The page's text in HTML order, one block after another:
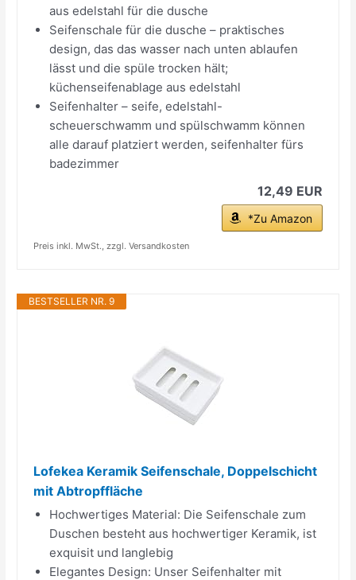
aus edelstahl für die dusche
Seifenschale für die dusche – praktisches
design, das das wasser nach unten ablaufen
lässt und die spüle trocken hält;
küchenseifenablage aus edelstahl
Seifenhalter – seife, edelstahl-
scheuerschwamm und spülschwamm können
alle darauf platziert werden, seifenhalter fürs
badezimmer
12,49 EUR
*Zu Amazon
Preis inkl. MwSt., zzgl. Versandkosten
BESTSELLER NR. 9
Lofekea Keramik Seifenschale, Doppelschicht
mit Abtropffläche
Hochwertiges Material: Die Seifenschale zum
Duschen besteht aus hochwertiger Keramik, ist
exquisit und langlebig
Elegantes Design: Unser Seifenhalter mit